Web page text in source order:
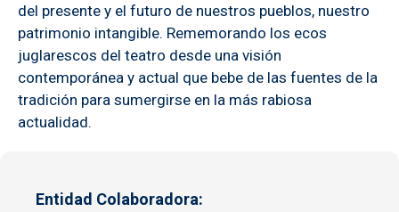
del presente y el futuro de nuestros pueblos, nuestro
patrimonio intangible. Rememorando los ecos
juglarescos del teatro desde una visión
contemporánea y actual que bebe de las fuentes de la
tradición para sumergirse en la más rabiosa
actualidad.
Entidad Colaboradora